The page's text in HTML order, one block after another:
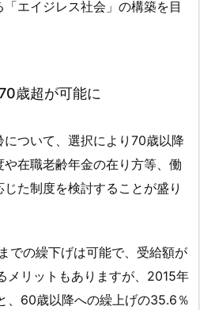
エイジレス社会」の構築を目
歳超が可能に
ついて、選択により70歳以降
在職老齢年金の在り方等、働
た制度を検討することが盛り
での繰下げは可能で、受給額が
メリットもありますが、2015年
、60歳以降への繰上げの35.6％